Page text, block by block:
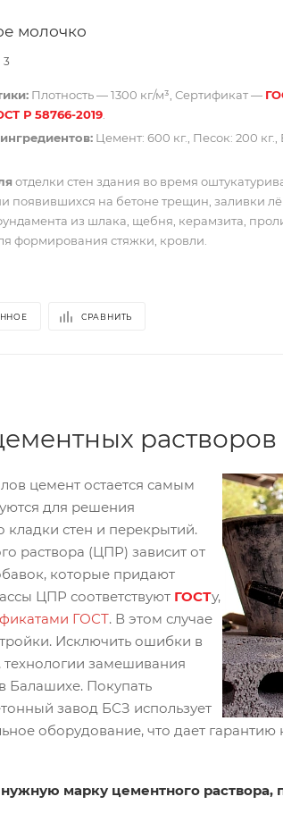
молочко
3
Плотность — 1300 кг/м³, Сертификат —
Р 58766-2019
Цемент: 600 кг., Песок: 200 кг.,
отделки стен здания во время
появившихся на бетоне трещин, заливки
из шлака, щебня, керамзита,
формирования стяжки, кровли.
СРАВНИТЬ
цемент остается самым
для решения
кладки стен и перекрытий.
раствора (ЦПР) зависит от
которые придают
ЦПР соответствуют ГОСТу,
ГОСТ. В этом случае
Исключить ошибки в
замешивания
Балашихе. Покупать
завод БСЗ использует
оборудование, что дает гарантию
марку цементного раствора,